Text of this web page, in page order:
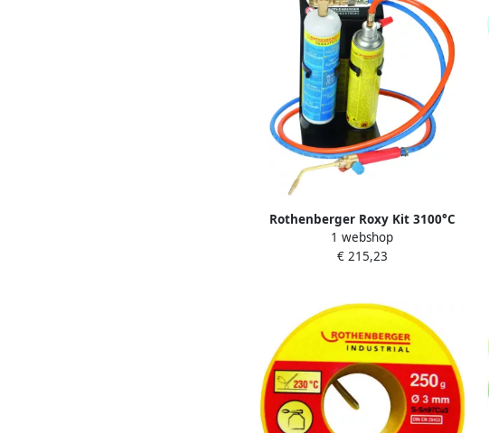
Rothenberger Roxy Kit 3100°C
ROT035740
1 webshop
€ 215,23